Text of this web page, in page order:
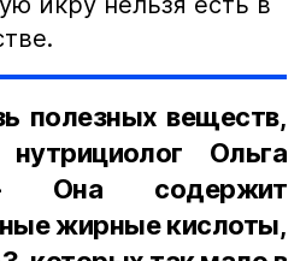
полезных веществ,
Ольга
Она содержит
жирные кислоты,